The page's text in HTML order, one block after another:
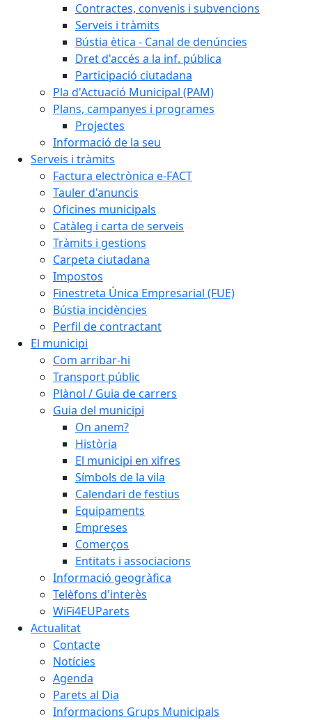
Contractes, convenis i subvencions
Serveis i tràmits
Bústia ètica - Canal de denúncies
Dret d'accés a la inf. pública
Participació ciutadana
Pla d'Actuació Municipal (PAM)
Plans, campanyes i programes
Projectes
Informació de la seu
Serveis i tràmits
Factura electrònica e-FACT
Tauler d'anuncis
Oficines municipals
Catàleg i carta de serveis
Tràmits i gestions
Carpeta ciutadana
Impostos
Finestreta Única Empresarial (FUE)
Bústia incidències
Perfil de contractant
El municipi
Com arribar-hi
Transport públic
Plànol / Guia de carrers
Guia del municipi
On anem?
Història
El municipi en xifres
Símbols de la vila
Calendari de festius
Equipaments
Empreses
Comerços
Entitats i associacions
Informació geogràfica
Telèfons d'interès
WiFi4EUParets
Actualitat
Contacte
Notícies
Agenda
Parets al Dia
Informacions Grups Municipals